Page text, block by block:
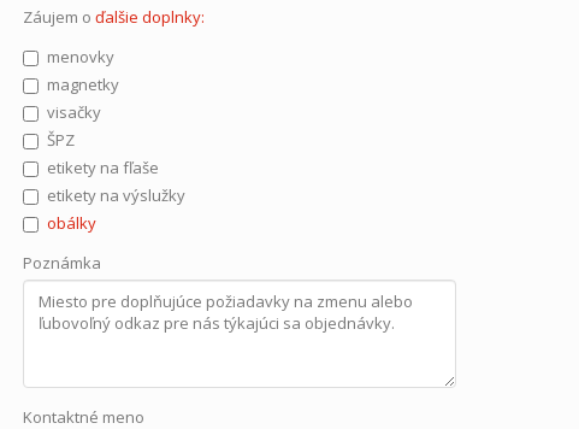
Záujem o ďalšie doplnky:
menovky
magnetky
visačky
ŠPZ
etikety na fľaše
etikety na výslužky
obálky
Poznámka
Kontaktné meno